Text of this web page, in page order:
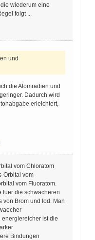
wiederum eine
folgt ...
und
die Atomradien und
Dadurch wird
erleichtert,
vom Chloratom
Orbital vom
vom Fluoratom.
fuer die schwächeren
von Brom und Iod. Man
ist die
Bindungen